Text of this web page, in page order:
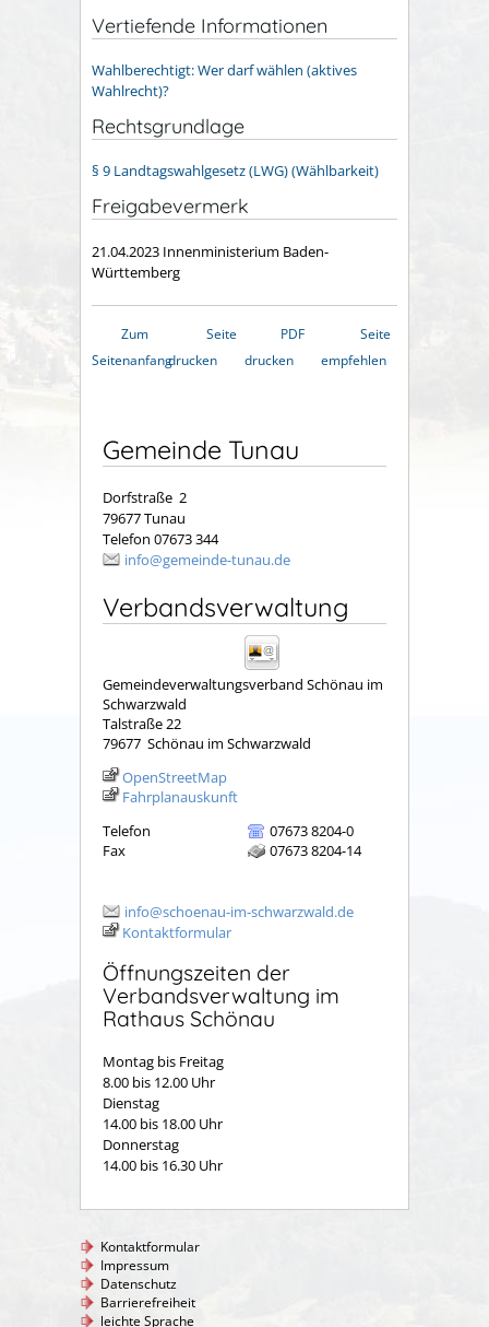
Vertiefende Informationen
Wahlberechtigt: Wer darf wählen (aktives
Wahlrecht)?
Rechtsgrundlage
§ 9 Landtagswahlgesetz (LWG) (Wählbarkeit)
Freigabevermerk
21.04.2023 Innenministerium Baden-
Württemberg
Zum
Seitenanfang
Seite
drucken
PDF
drucken
Seite
empfehlen
Gemeinde Tunau
Dorfstraße 2
79677 Tunau
Telefon 07673 344
info@gemeinde-tunau.de
Verbandsverwaltung
Gemeindeverwaltungsverband Schönau im
Schwarzwald
Talstraße 22
79677 Schönau im Schwarzwald
OpenStreetMap
Fahrplanauskunft
Telefon
07673 8204-0
Fax
07673 8204-14
info@schoenau-im-schwarzwald.de
Kontaktformular
Öffnungszeiten der
Verbandsverwaltung im
Rathaus Schönau
Montag bis Freitag
8.00 bis 12.00 Uhr
Dienstag
14.00 bis 18.00 Uhr
Donnerstag
14.00 bis 16.30 Uhr
Kontaktformular
Impressum
Datenschutz
Barrierefreiheit
leichte Sprache